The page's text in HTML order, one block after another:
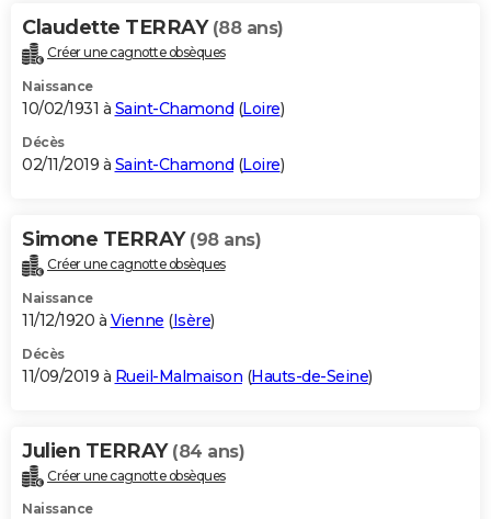
Claudette TERRAY (88 ans)
Créer une cagnotte obsèques
Naissance
10/02/1931 à Saint-Chamond (Loire)
Décès
02/11/2019 à Saint-Chamond (Loire)
Simone TERRAY (98 ans)
Créer une cagnotte obsèques
Naissance
11/12/1920 à Vienne (Isère)
Décès
11/09/2019 à Rueil-Malmaison (Hauts-de-Seine)
Julien TERRAY (84 ans)
Créer une cagnotte obsèques
Naissance